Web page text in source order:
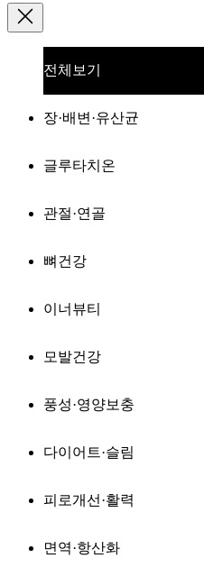
전체보기
장·배변·유산균
글루타치온
관절·연골
뼈건강
이너뷰티
모발건강
풍성·영양보충
다이어트·슬림
피로개선·활력
면역·항산화